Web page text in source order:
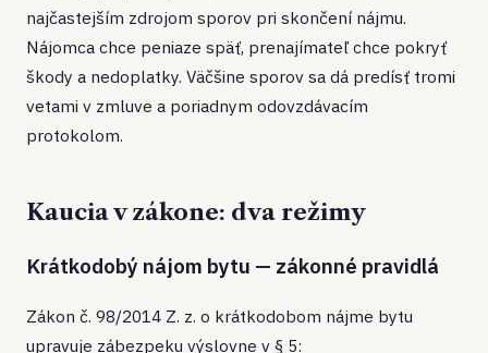
najčastejším zdrojom sporov pri skončení nájmu.
Nájomca chce peniaze späť, prenajímateľ chce pokryť
škody a nedoplatky. Väčšine sporov sa dá predísť tromi
vetami v zmluve a poriadnym odovzdávacím
protokolom.
Kaucia v zákone: dva režimy
Krátkodobý nájom bytu — zákonné pravidlá
Zákon č. 98/2014 Z. z. o krátkodobom nájme bytu
upravuje zábezpeku výslovne v § 5: